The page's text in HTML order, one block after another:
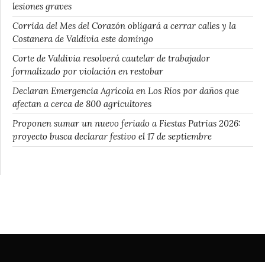
lesiones graves
Corrida del Mes del Corazón obligará a cerrar calles y la
Costanera de Valdivia este domingo
Corte de Valdivia resolverá cautelar de trabajador
formalizado por violación en restobar
Declaran Emergencia Agrícola en Los Ríos por daños que
afectan a cerca de 800 agricultores
Proponen sumar un nuevo feriado a Fiestas Patrias 2026:
proyecto busca declarar festivo el 17 de septiembre